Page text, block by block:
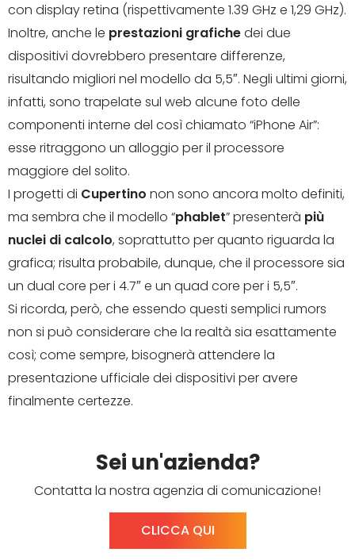
con display retina (rispettivamente 1.39 GHz e 1,29 GHz).
Inoltre, anche le prestazioni grafichedei due
dispositivi dovrebbero presentare differenze,
risultando migliori nel modello da 5,5″. Negli ultimi giorni,
infatti, sono trapelate sul web alcune foto delle
componenti interne del così chiamato “iPhone Air”:
esse ritraggono un alloggio per il processore
maggiore del solito.
I progetti di Cupertino non sono ancora molto definiti,
ma sembra che il modello “phablet” presenterà più
nuclei di calcolo, soprattutto per quanto riguarda la
grafica; risulta probabile, dunque, che il processore sia
un dual core per i 4.7″ e un quad core per i 5,5″.
Si ricorda, però, che essendo questi semplici rumors
non si può considerare che la realtà sia esattamente
così; come sempre, bisognerà attendere la
presentazione ufficiale dei dispositivi per avere
finalmente certezze.
Sei un'azienda?
Contatta la nostra agenzia di comunicazione!
CLICCA QUI